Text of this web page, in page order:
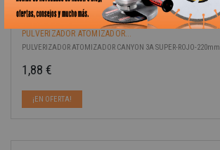
PULVERIZADOR ATOMIZADOR...
PULVERIZADOR ATOMIZADOR CANYON 3A SUPER-ROJO-220mm
1,88 €
¡EN OFERTA!